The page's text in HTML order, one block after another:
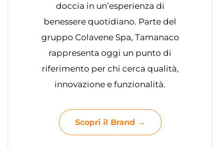
doccia in un’esperienza di
benessere quotidiano. Parte del
gruppo Colavene Spa, Tamanaco
rappresenta oggi un punto di
riferimento per chi cerca qualità,
innovazione e funzionalità.
Scopri il Brand →